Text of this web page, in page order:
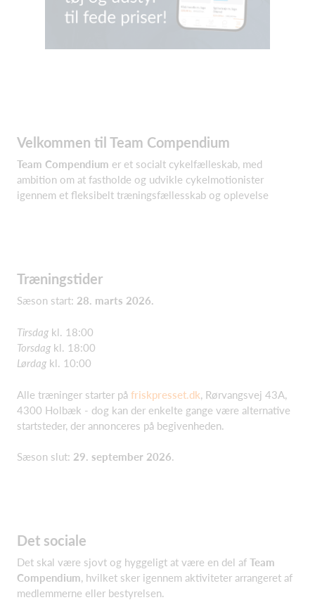
Velkommen til Team Compendium
Team Compendium er et socialt cykelfælleskab, med
ambition om at fastholde og udvikle cykelmotionister
igennem et fleksibelt træningsfællesskab og oplevelse
Træningstider
Sæson start: 28. marts 2026.
Tirsdag kl. 18:00
Torsdag kl. 18:00
Lørdag kl. 10:00
Alle træninger starter på friskpresset.dk , Rørvangsvej 43A,
4300 Holbæk - dog kan der enkelte gange være alternative
startsteder, der annonceres på begivenheden.
Sæson slut: 29. september 2026
Det sociale
Det skal være sjovt og hyggeligt at være en del af Team
Compendium , hvilket sker igennem aktiviteter arrangeret af
medlemmerne eller bestyrelsen.